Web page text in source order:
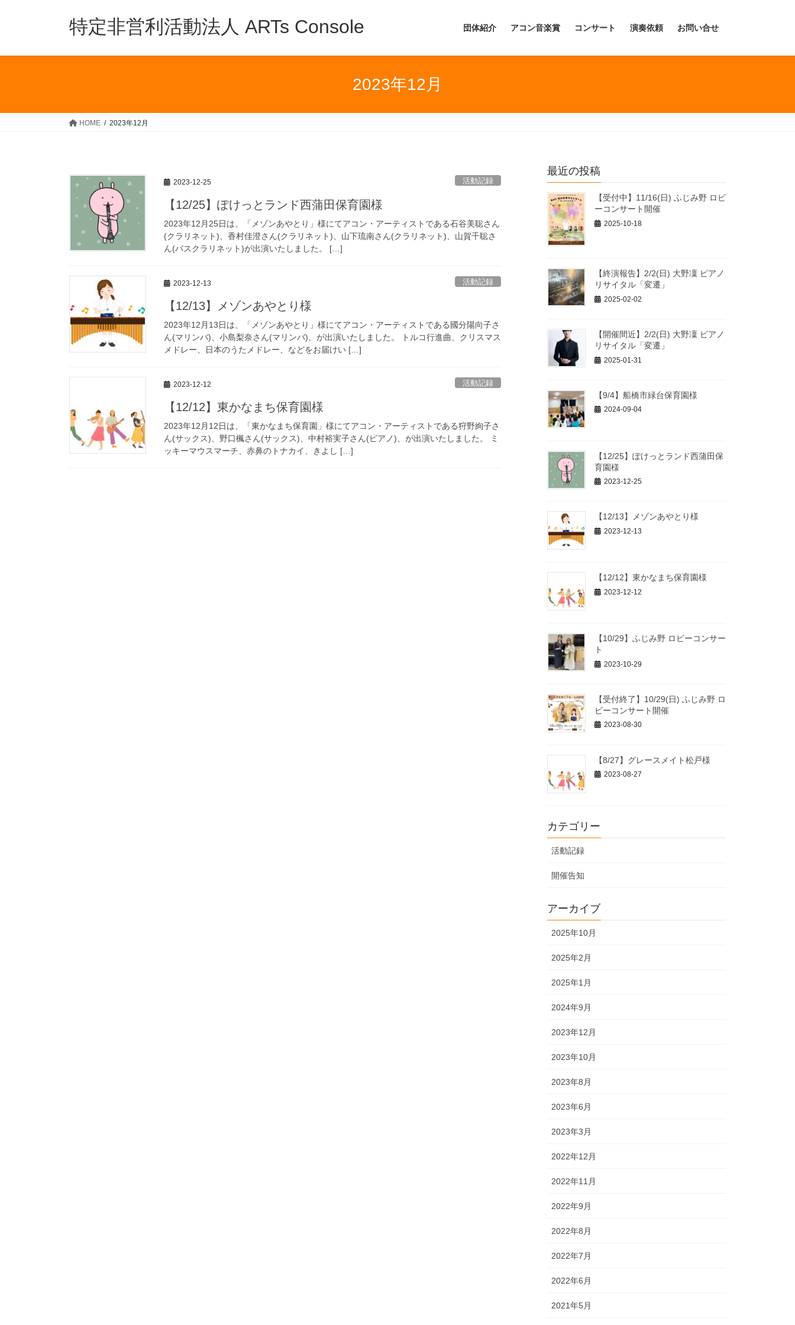
特定非営利活動法人 ARTs Console 団体紹介 アコン音楽賞 コンサート 演奏依頼 お問い合せ
2023年12月
HOME 2023年12月
2023-12-25 活動記録
【12/25】ぽけっとランド西蒲田保育園様
2023年12月25日は、「メゾンあやとり」様にてアコン・アーティストである石谷美聡さん
(クラリネット)、香村佳澄さん(クラリネット)、山下琉南さん(クラリネット)、山賀千聡さ
ん(バスクラリネット)が出演いたしました。 […]
2023-12-13 活動記録
【12/13】メゾンあやとり様
2023年12月13日は、「メゾンあやとり」様にてアコン・アーティストである國分陽向子さ
ん(マリンバ)、小島梨奈さん(マリンバ)、が出演いたしました。 トルコ行進曲、クリスマス
メドレー、日本のうたメドレー、などをお届けい […]
2023-12-12 活動記録
【12/12】東かなまち保育園様
2023年12月12日は、「東かなまち保育園」様にてアコン・アーティストである狩野絢子さ
ん(サックス)、野口楓さん(サックス)、中村裕実子さん(ピアノ)、が出演いたしました。 ミ
ッキーマウスマーチ、赤鼻のトナカイ、きよし […]
最近の投稿
【受付中】11/16(日) ふじみ野 ロビ
ーコンサート開催
2025-10-18
【終演報告】2/2(日) 大野凜 ピアノ
リサイタル「変遷」
2025-02-02
【開催間近】2/2(日) 大野凜 ピアノ
リサイタル「変遷」
2025-01-31
【9/4】船橋市緑台保育園様
2024-09-04
【12/25】ぽけっとランド西蒲田保
育園様
2023-12-25
【12/13】メゾンあやとり様
2023-12-13
【12/12】東かなまち保育園様
2023-12-12
【10/29】ふじみ野 ロビーコンサー
ト
2023-10-29
【受付終了】10/29(日) ふじみ野 ロ
ビーコンサート開催
2023-08-30
【8/27】グレースメイト松戸様
2023-08-27
カテゴリー
活動記録
開催告知
アーカイブ
2025年10月
2025年2月
2025年1月
2024年9月
2023年12月
2023年10月
2023年8月
2023年6月
2023年3月
2022年12月
2022年11月
2022年9月
2022年8月
2022年7月
2022年6月
2021年5月